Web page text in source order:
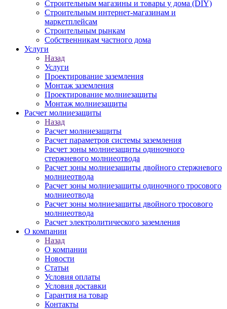
Строительным магазины и товары у дома (DIY)
Строительным интернет-магазинам и
маркетплейсам
Строительным рынкам
Собственникам частного дома
Услуги
Назад
Услуги
Проектирование заземления
Монтаж заземления
Проектирование молниезащиты
Монтаж молниезащиты
Расчет молниезащиты
Назад
Расчет молниезащиты
Расчет параметров системы заземления
Расчет зоны молниезащиты одиночного
стержневого молниеотвода
Расчет зоны молниезащиты двойного стержневого
молниеотвода
Расчет зоны молниезащиты одиночного тросового
молниеотвода
Расчет зоны молниезащиты двойного тросового
молниеотвода
Расчет электролитического заземления
О компании
Назад
О компании
Новости
Статьи
Условия оплаты
Условия доставки
Гарантия на товар
Контакты